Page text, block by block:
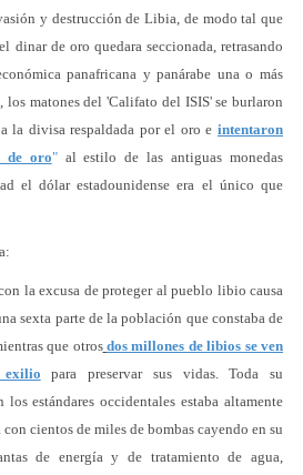
y destrucción de Libia, de modo tal que
dinar de oro quedara seccionada, retrasando
panafricana y panárabe una o más
los matones del 'Califato del ISIS' se burlaron
la divisa respaldada por el oro e intentaron
de oro"al estilo de las antiguas monedas
el dólar estadounidense era el único que
la excusa de proteger al pueblo libio causa
sexta parte de la población que constaba de
que otros dos millones de libios se ven
para preservar sus vidas. Toda su
estándares occidentales estaba altamente
cientos de miles de bombas cayendo en su
de energía y de tratamiento de agua,